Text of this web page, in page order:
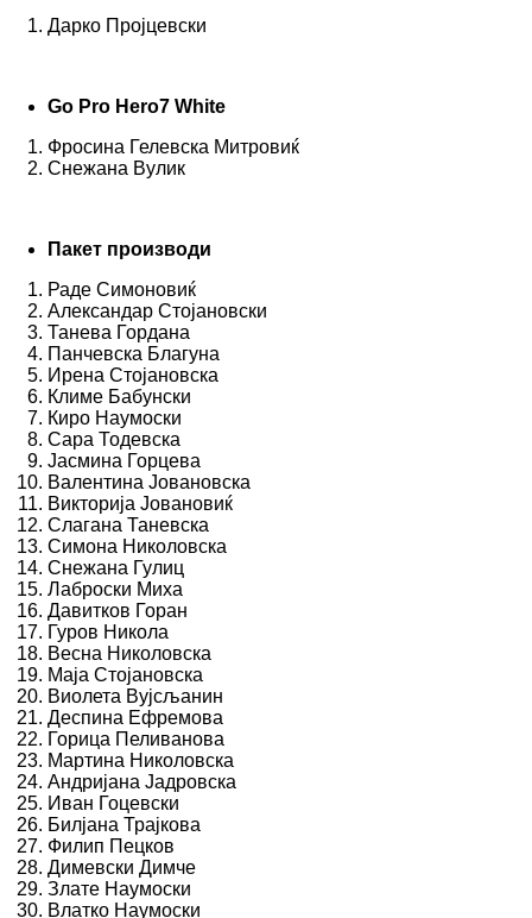
Дарко Пројцевски
Go Pro Hero7 White
Фросина Гелевска Митровиќ
Снежана Вулик
Пакет производи
Раде Симоновиќ
Александар Стојановски
Танева Гордана
Панчевска Благуна
Ирена Стојановска
Климе Бабунски
Киро Наумоски
Сара Тодевска
Јасмина Горцева
Валентина Јовановска
Викторија Јовановиќ
Слагана Таневска
Симона Николовска
Снежана Гулиц
Лаброски Миха
Давитков Горан
Гуров Никола
Весна Николовска
Маја Стојановска
Виолета Вујсљанин
Деспина Ефремова
Горица Пеливанова
Мартина Николовска
Андријана Јадровска
Иван Гоцевски
Билјана Трајкова
Филип Пецков
Димевски Димче
Злате Наумоски
Влатко Наумоски